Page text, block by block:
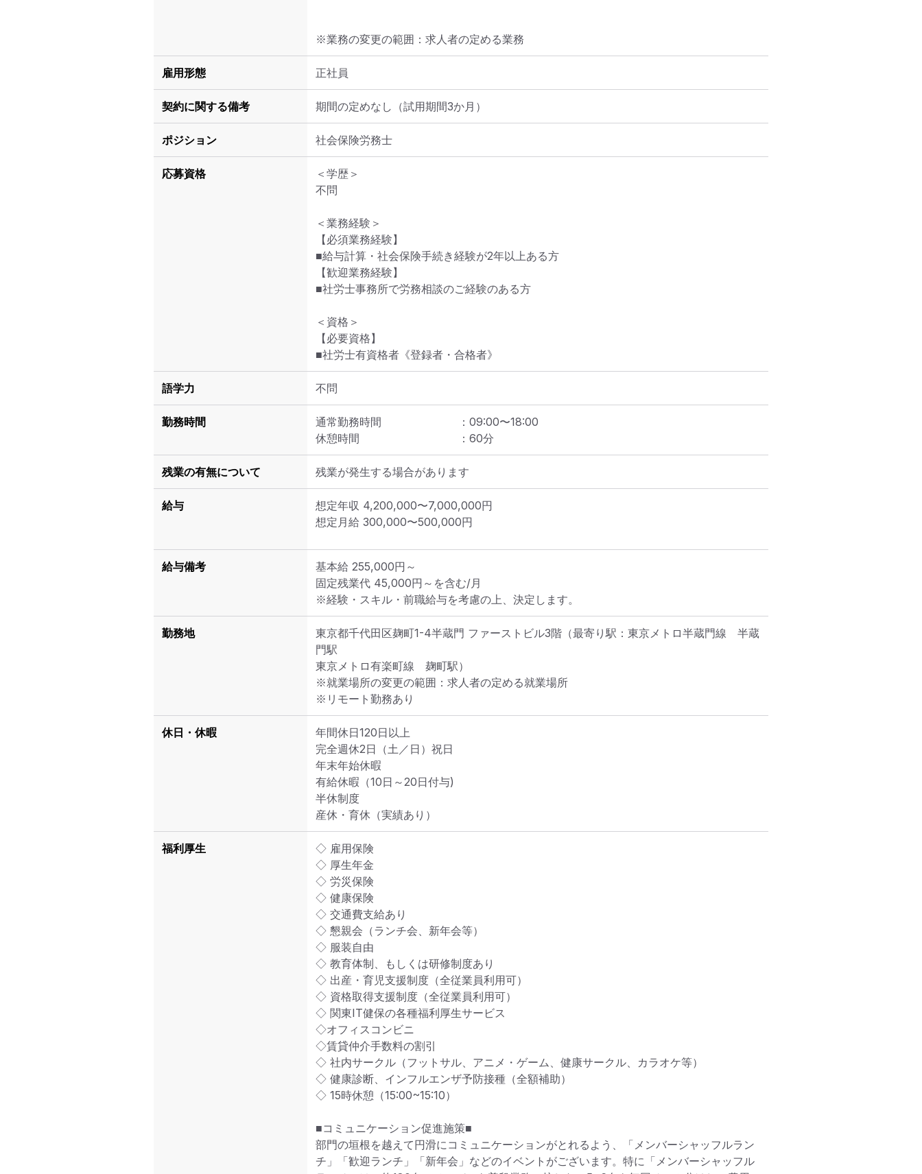
※業務の変更の範囲：求人者の定める業務
雇用形態 正社員
契約に関する備考 期間の定めなし（試用期間3か月）
ポジション 社会保険労務士
応募資格
＜学歴＞
不問
＜業務経験＞
【必須業務経験】
■給与計算・社会保険手続き経験が2年以上ある方
【歓迎業務経験】
■社労士事務所で労務相談のご経験のある方
＜資格＞
【必要資格】
■社労士有資格者《登録者・合格者》
語学力 不問
勤務時間 通常勤務時間 ： 09:00〜18:00
休憩時間
： 60分
残業の有無について 残業が発生する場合があります
給与 想定年収 4,200,000〜7,000,000円
想定月給 300,000〜500,000円
給与備考
基本給 255,000円～
固定残業代 45,000円～を含む/月
※経験・スキル・前職給与を考慮の上、決定します。
勤務地 東京都千代田区麹町1-4半蔵門 ファーストビル3階 （最寄り駅：東京メトロ半蔵門線　半蔵
門駅
東京メトロ有楽町線　麹町駅）
※就業場所の変更の範囲：求人者の定める就業場所
※リモート勤務あり
休日・休暇
年間休日120日以上
完全週休2日（土／日）祝日
年末年始休暇
有給休暇（10日～20日付与)
半休制度
産休・育休（実績あり）
福利厚生
◇ 雇用保険
◇ 厚生年金
◇ 労災保険
◇ 健康保険
◇ 交通費支給あり
◇ 懇親会（ランチ会、新年会等）
◇ 服装自由
◇ 教育体制、もしくは研修制度あり
◇ 出産・育児支援制度（全従業員利用可）
◇ 資格取得支援制度（全従業員利用可）
◇ 関東IT健保の各種福利厚生サービス
◇オフィスコンビニ
◇賃貸仲介手数料の割引
◇ 社内サークル（フットサル、アニメ・ゲーム、健康サークル、カラオケ等）
◇ 健康診断、インフルエンザ予防接種（全額補助）
◇ 15時休憩（15:00~15:10）
■コミュニケーション促進施策■
部門の垣根を越えて円滑にコミュニケーションがとれるよう、「メンバーシャッフルラン
チ」「歓迎ランチ」「新年会」などのイベントがございます。特に「メンバーシャッフル